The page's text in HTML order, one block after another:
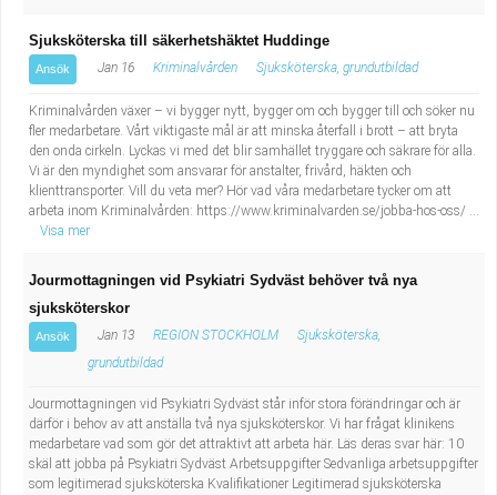
Sjuksköterska till säkerhetshäktet Huddinge
Ansök Jan 16 Kriminalvården Sjuksköterska, grundutbildad
Kriminalvården växer – vi bygger nytt, bygger om och bygger till och söker nu
fler medarbetare. Vårt viktigaste mål är att minska återfall i brott – att bryta
den onda cirkeln. Lyckas vi med det blir samhället tryggare och säkrare för alla.
Vi är den myndighet som ansvarar för anstalter, frivård, häkten och
klienttransporter. Vill du veta mer? Hör vad våra medarbetare tycker om att
arbeta inom Kriminalvården: https://www.kriminalvarden.se/jobba-hos-oss/ ...
Visa mer
Jourmottagningen vid Psykiatri Sydväst behöver två nya
sjuksköterskor
Ansök Jan 13 REGION STOCKHOLM
Sjuksköterska,
grundutbildad
Jourmottagningen vid Psykiatri Sydväst står inför stora förändringar och är
därför i behov av att anställa två nya sjuksköterskor. Vi har frågat klinikens
medarbetare vad som gör det attraktivt att arbeta här. Läs deras svar här: 10
skäl att jobba på Psykiatri Sydväst Arbetsuppgifter Sedvanliga arbetsuppgifter
som legitimerad sjuksköterska Kvalifikationer Legitimerad sjuksköterska